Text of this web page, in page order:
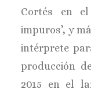
Cortés en
impuros’, y
intérprete
producción
2015 en el